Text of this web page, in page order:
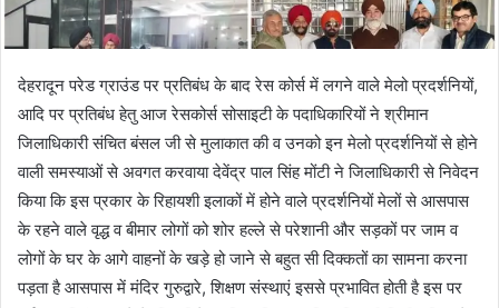
देहरादून परेड ग्राउंड पर प्रतिबंध के बाद रेस कोर्स में लगने वाले मेलो प्रदर्शनियों,
आदि पर प्रतिबंध हेतु आज रेसकोर्स सोसाइटी के पदाधिकारियों ने श्रीमान
जिलाधिकारी संचित बंसल जी से मुलाकात की व उनको इन मेलो प्रदर्शनियों से होने
वाली समस्याओं से अवगत करवाया देवेंद्र पाल सिंह मोंटी ने जिलाधिकारी से निवेदन
किया कि इस प्रकार के रिहायशी इलाकों में होने वाले प्रदर्शनियों मेलों से आसपास
के रहने वाले वृद्ध व बीमार लोगों को शोर हल्ले से परेशानी और सड़कों पर जाम व
लोगों के घर के आगे वाहनों के खड़े हो जाने से बहुत सी दिक्कतों का सामना करना
पड़ता है आसपास में मंदिर गुरुद्वारे, शिक्षण संस्थाएं इससे प्रभावित होती है इस पर